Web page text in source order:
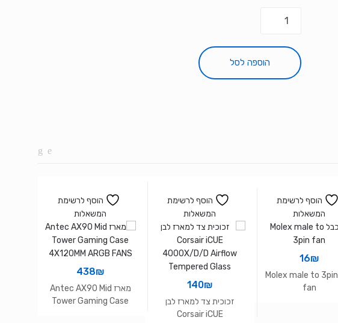
כמות
זכוכית
למארז
AX1000
הוספה לסל
הוסף לרשימת
המשאלות
16₪
כבל Molex male to 3pin
fan
הוסף לרשימת
המשאלות
140₪
זכוכית צד למארז לבן
Corsair iCUE
הוסף לרשימת
המשאלות
438₪
מארז Antec AX90 Mid
Tower Gaming Case